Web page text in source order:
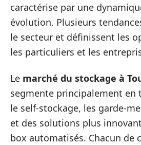
caractérise par une
évolution. Plusieurs
le secteur et définissent les
les particuliers et les
Le marché du stockage à
segmente principalement en
le self-stockage, les garde-
et des solutions plus
box automatisés. Chacun de